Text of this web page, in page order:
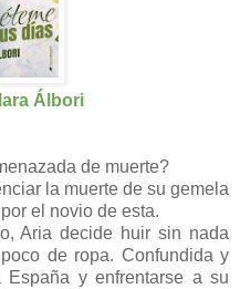
Álbori
de muerte?
la muerte de su gemela
el novio de esta.
Aria decide huir sin nada
de ropa. Confundida y
y enfrentarse a su